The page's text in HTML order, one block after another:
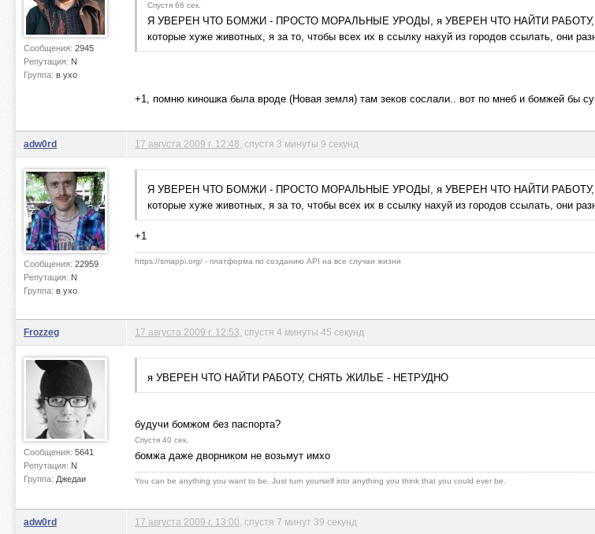
Сообщения: 2945
Репутация: N
Группа: в ухо
Спустя 66 сек.
Я УВЕРЕН ЧТО БОМЖИ - ПРОСТО МОРАЛЬНЫЕ УРОДЫ, я УВЕРЕН ЧТО НАЙТИ РАБОТУ,
которые хуже животных, я за то, чтобы всех их в ссылку нахуй из городов ссылать, они
+1, помню киношка была вроде (Новая земля) там зеков сослали.. вот по мнеб и бомжей бы
adw0rd
Сообщения: 22959
Репутация: N
Группа: в ухо
17 августа 2009 г. 12:48 , спустя 3 минуты 9 секунд
Я УВЕРЕН ЧТО БОМЖИ - ПРОСТО МОРАЛЬНЫЕ УРОДЫ, я УВЕРЕН ЧТО НАЙТИ РАБОТУ,
которые хуже животных, я за то, чтобы всех их в ссылку нахуй из городов ссылать, они
+1
https://smappi.org/ - платформа по созданию API на все случаи жизни
Frozzeg
Сообщения: 5641
Репутация: N
Группа: Джедаи
17 августа 2009 г. 12:53 , спустя 4 минуты 45 секунд
я УВЕРЕН ЧТО НАЙТИ РАБОТУ, СНЯТЬ ЖИЛЬЕ - НЕТРУДНО
будучи бомжом без паспорта?
Спустя 40 сек.
бомжа даже дворником не возьмут имхо
You can be anything you want to be. Just turn yourself into anything you think that you could ever be.
adw0rd 17 августа 2009 г. 13:00 , спустя 7 минут 39 секунд